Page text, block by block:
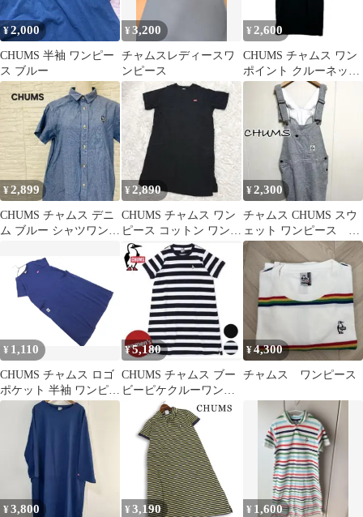
¥2,000
CHUMS 半袖 ワンピー
ス ブルー
¥3,200
チャムスレディースワ
ンピース
¥ 2,600
CHUMS チャムス ワン
ポイント クルーネック
ワンピース sizeL/ブラ
¥2,899
CHUMS チャムス デニ
ム ブルー シャツワンピ
¥2,890
CHUMS チャムス ワン
ピース コットン ワンポ
イント ワッペン M
¥2,300
チャムス CHUMS スウ
ェット ワンピース ミ
ニサイズ M
¥ 1,110
CHUMS チャムス ロゴ
ポケット 半袖 ワンピー
ス sizeM/紺 ■◆ レディ
¥5,180
CHUMS チャムス ブー
ビーピケクルーワンピ
¥4,300
チャムス ワンピース
¥3,800 ¥ 3,190 ¥ 1,600